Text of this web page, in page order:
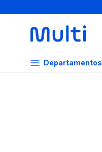
Departamentos